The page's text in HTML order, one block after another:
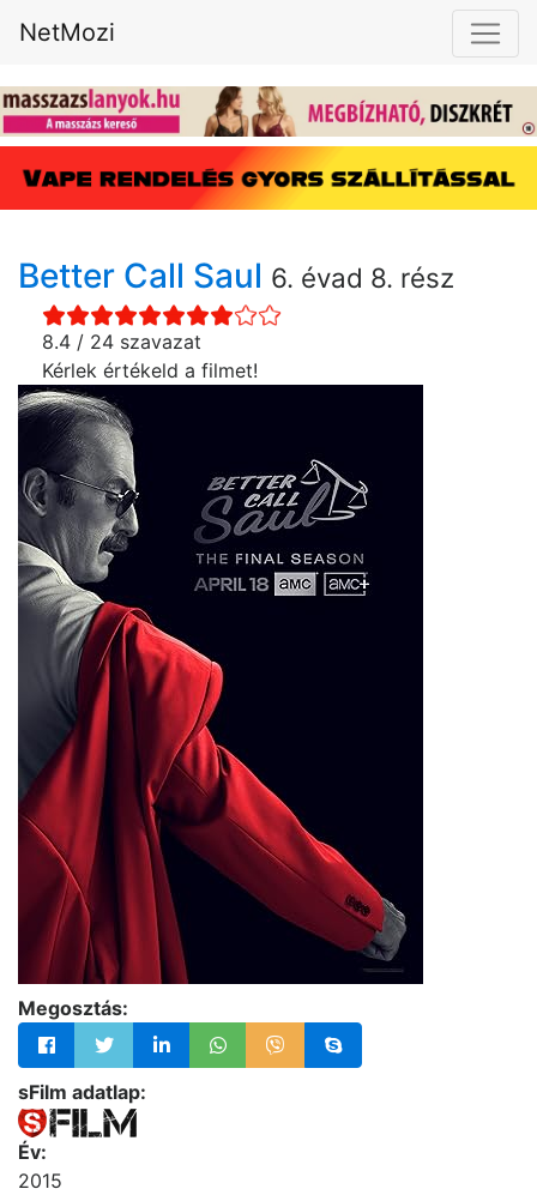
NetMozi
Better Call Saul 6. évad 8. rész
8.4 / 24 szavazat
Kérlek értékeld a filmet!
Megosztás:
sFilm adatlap:
Év:
2015